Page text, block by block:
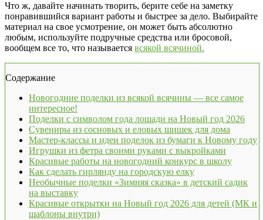
Что ж, давайте начинать творить, берите себе на заметку
понравившийся вариант работы и быстрее за дело. Выбирайте
материал на свое усмотрение, он может быть абсолютно
любым, используйте подручные средства или бросовой,
вообщем все то, что называется всякой всячиной.
Содержание
Новогодние поделки из всякой всячины — все самое
интересное!
Поделки с символом года лошади на Новый год 2026
Сувениры из сосновых и еловых шишек для дома
Мастер-классы и идеи поделок из бумаги к Новому году
Игрушки из фетра своими руками с выкройками
Красивые работы на новогодний конкурс в школу
Как сделать гирлянду на городскую елку
Необычные поделки «Зимняя сказка» в детский садик
на выставку
Красивые открытки на Новый год 2026 для детей (МК и
шаблоны внутри)